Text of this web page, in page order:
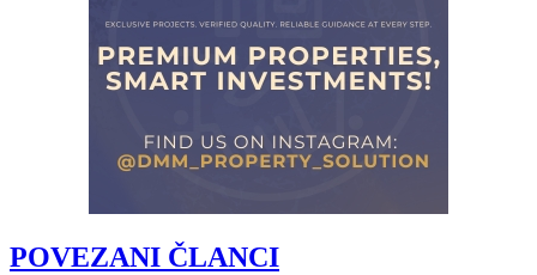
POVEZANI ČLANCI